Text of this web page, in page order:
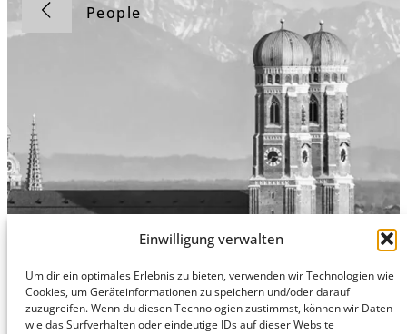
Einwilligung verwalten
Um dir ein optimales Erlebnis zu bieten, verwenden wir Technologien wie
Cookies, um Geräteinformationen zu speichern und/oder darauf
zuzugreifen. Wenn du diesen Technologien zustimmst, können wir Daten
wie das Surfverhalten oder eindeutige IDs auf dieser Website
People
Hamburg
honert
Munich
honert
Privacy Policy
Legal Notice